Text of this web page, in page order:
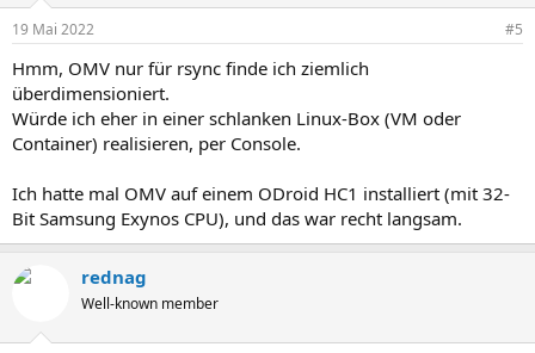
19 Mai 2022 #5
Hmm, OMV nur für rsync finde ich ziemlich
überdimensioniert.
Würde ich eher in einer schlanken Linux-Box (VM oder
Container) realisieren, per Console.
Ich hatte mal OMV auf einem ODroid HC1 installiert (mit 32-
Bit Samsung Exynos CPU), und das war recht langsam.
rednag
Well-known member